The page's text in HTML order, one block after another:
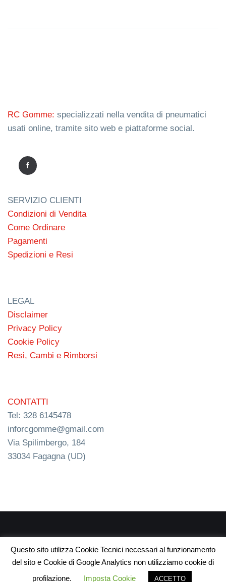
RC Gomme: specializzati nella vendita di pneumatici
usati online, tramite sito web e piattaforme social.
SERVIZIO CLIENTI
Condizioni di Vendita
Come Ordinare
Pagamenti
Spedizioni e Resi
LEGAL
Disclaimer
Privacy Policy
Cookie Policy
Resi, Cambi e Rimborsi
CONTATTI
Tel: 328 6145478
inforcgomme@gmail.com
Via Spilimbergo, 184
33034 Fagagna (UD)
webdesign
Questo sito utilizza Cookie Tecnici necessari al funzionamento
del sito e Cookie di Google Analytics non utilizziamo cookie di
profilazione.
Imposta Cookie ACCETTO